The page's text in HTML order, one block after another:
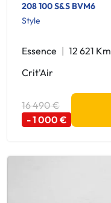
208 100 S&S BVM6
Style
Essence 12 621 Km
Crit'Air
16 490 €
- 1 000 €